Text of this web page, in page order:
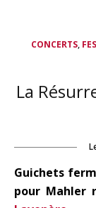
CONCERTS,
La
Guichets
pour Mahler